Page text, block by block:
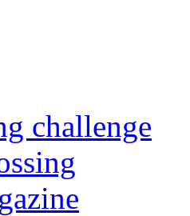
challenge